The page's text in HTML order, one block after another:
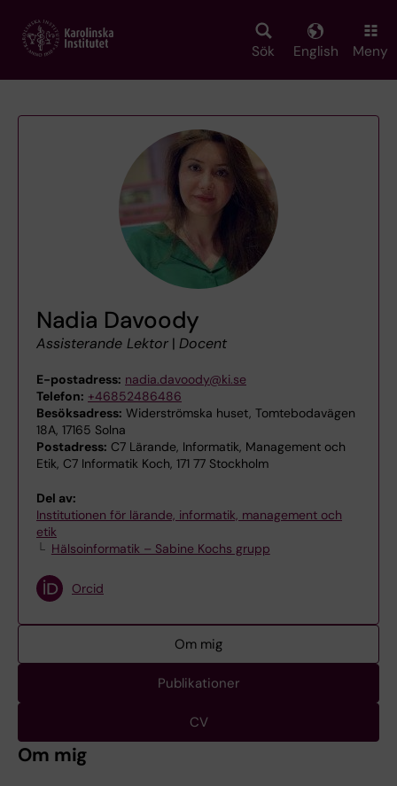
main
Sök English Meny
Nadia Davoody
Assisterande Lektor | Docent
E-postadress: nadia.davoody@ki.se
Telefon: +46852486486
Besöksadress: Widerströmska huset, Tomtebodavägen
18A, 17165 Solna
Postadress: C7 Lärande, Informatik, Management och
Etik, C7 Informatik Koch, 171 77 Stockholm
Del av:
Institutionen för lärande, informatik, management och
etik
Hälsoinformatik – Sabine Kochs grupp
Orcid
Om mig
Publikationer
CV
Om mig